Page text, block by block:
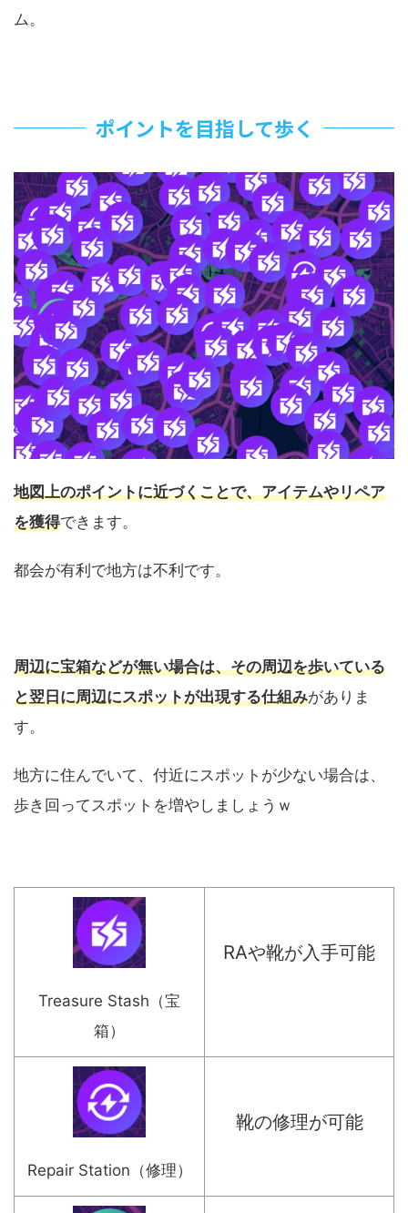
ム。
ポイントを目指して歩く
地図上のポイントに近づくことで、アイテムやリペア
を獲得できます。
都会が有利で地方は不利です。
周辺に宝箱などが無い場合は、その周辺を歩いている
と翌日に周辺にスポットが出現する仕組みがありま
す。
地方に住んでいて、付近にスポットが少ない場合は、
歩き回ってスポットを増やしましょうｗ
Treasure Stash（宝
箱）
RAや靴が入手可能
Repair Station（修理）
靴の修理が可能